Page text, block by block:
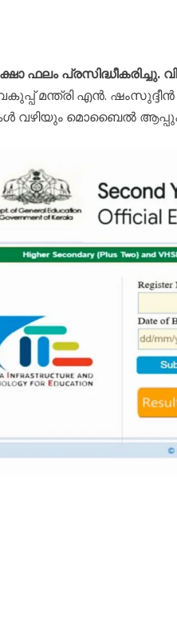
ഫലം പ്രസിദ്ധീകരിച്ചു.
മന്ത്രി എൻ.
വഴിയും മൊബൈൽ